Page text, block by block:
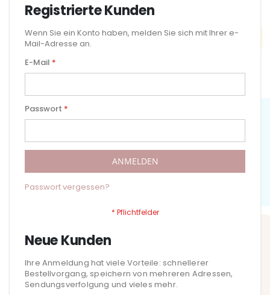
Registrierte Kunden
Wenn Sie ein Konto haben, melden Sie sich mit Ihrer e-
Mail-Adresse an.
E-Mail
Passwort
ANMELDEN
Passwort vergessen?
Neue Kunden
Ihre Anmeldung hat viele Vorteile: schnellerer
Bestellvorgang, speichern von mehreren Adressen,
Sendungsverfolgung und vieles mehr.